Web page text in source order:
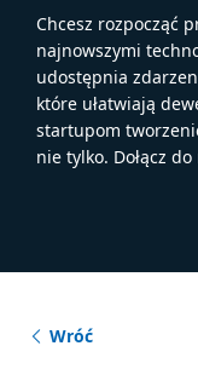
Chcesz rozpocząć
najnowszymi
udostępnia
które ułatwiają
startupom
nie tylko. Dołącz do
Wróć